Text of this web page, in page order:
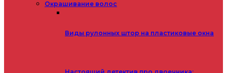
Окрашивание волос
Виды рулонных штор на пластиковые окна